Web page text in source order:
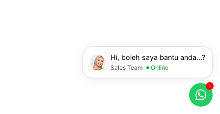
Hi, boleh saya bantu anda...?
Sales Team Online
1